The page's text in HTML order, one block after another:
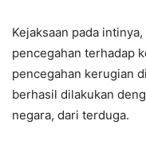
Kejaksaan pada
pencegahan terhadap
pencegahan kerugian
berhasil dilakukan
negara, dari terduga.